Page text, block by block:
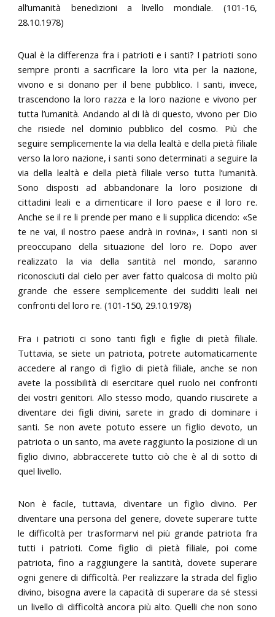
all’umanità benedizioni a livello mondiale. (101-16,
28.10.1978)
Qual è la differenza fra i patrioti e i santi? I patrioti sono
sempre pronti a sacrificare la loro vita per la nazione,
vivono e si donano per il bene pubblico. I santi, invece,
trascendono la loro razza e la loro nazione e vivono per
tutta l’umanità. Andando al di là di questo, vivono per Dio
che risiede nel dominio pubblico del cosmo. Più che
seguire semplicemente la via della lealtà e della pietà filiale
verso la loro nazione, i santi sono determinati a seguire la
via della lealtà e della pietà filiale verso tutta l’umanità.
Sono disposti ad abbandonare la loro posizione di
cittadini leali e a dimenticare il loro paese e il loro re.
Anche se il re li prende per mano e li supplica dicendo: «Se
te ne vai, il nostro paese andrà in rovina», i santi non si
preoccupano della situazione del loro re. Dopo aver
realizzato la via della santità nel mondo, saranno
riconosciuti dal cielo per aver fatto qualcosa di molto più
grande che essere semplicemente dei sudditi leali nei
confronti del loro re. (101-150, 29.10.1978)
Fra i patrioti ci sono tanti figli e figlie di pietà filiale.
Tuttavia, se siete un patriota, potrete automaticamente
accedere al rango di figlio di pietà filiale, anche se non
avete la possibilità di esercitare quel ruolo nei confronti
dei vostri genitori. Allo stesso modo, quando riuscirete a
diventare dei figli divini, sarete in grado di dominare i
santi. Se non avete potuto essere un figlio devoto, un
patriota o un santo, ma avete raggiunto la posizione di un
figlio divino, abbraccerete tutto ciò che è al di sotto di
quel livello.
Non è facile, tuttavia, diventare un figlio divino. Per
diventare una persona del genere, dovete superare tutte
le difficoltà per trasformarvi nel più grande patriota fra
tutti i patrioti. Come figlio di pietà filiale, poi come
patriota, fino a raggiungere la santità, dovete superare
ogni genere di difficoltà. Per realizzare la strada del figlio
divino, bisogna avere la capacità di superare da sé stessi
un livello di difficoltà ancora più alto. Quelli che non sono